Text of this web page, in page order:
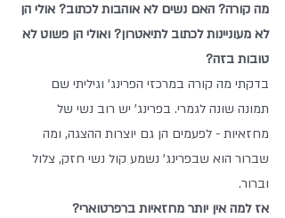
מה קורה? האם נשים לא אוהבות לכתוב? אולי הן
לא מעוניינות לכתוב לתיאטרון? ואולי הן פשוט לא
טובות בזה?
בדקתי מה קורה במרכזי הפרינג' וגיליתי שם
תמונה שונה לגמרי. בפרינג' יש רוב נשי של
מחזאיות - לפעמים הן גם יוצרות ההצגה, ומה
שברור הוא שבפרינג' נשמע קול נשי חזק, צלול
וברור.
אז למה אין יותר מחזאיות ברפרטוארי?